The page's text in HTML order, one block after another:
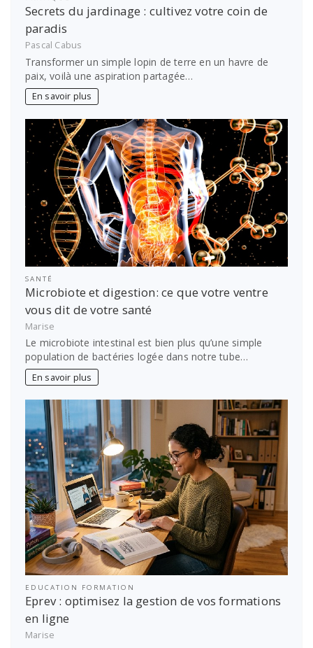
Secrets du jardinage : cultivez votre coin de
paradis
Pascal Cabus
Transformer un simple lopin de terre en un havre de
paix, voilà une aspiration partagée…
En savoir plus
SANTÉ
Microbiote et digestion: ce que votre ventre
vous dit de votre santé
Marise
Le microbiote intestinal est bien plus qu’une simple
population de bactéries logée dans notre tube…
En savoir plus
EDUCATION FORMATION
Eprev : optimisez la gestion de vos formations
en ligne
Marise